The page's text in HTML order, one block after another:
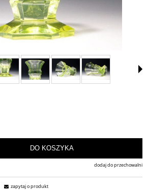
DO KOSZYKA
dodaj do przechowalni
zapytaj o produkt